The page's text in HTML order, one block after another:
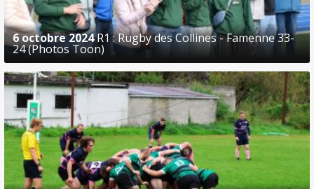
6 octobre 2024R1 : Rugby des Collines - Famenne 33-
24 (Photos Toon)